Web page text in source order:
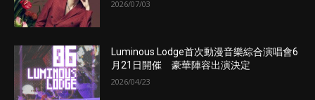
2026/07/03
Luminous Lodge首次動漫音樂綜合演唱會6
月21日開催 豪華陣容出演決定
2026/04/23